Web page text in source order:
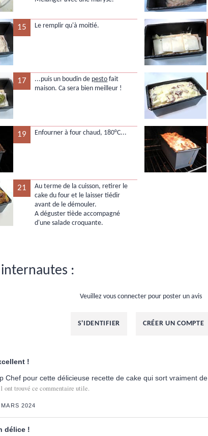
15 Le remplir qu'à moitié.
17 ...puis un boudin de pesto fait
maison. Ca sera bien meilleur !
19 Enfourner à four chaud, 180°C...
21
Au terme de la cuisson, retirer le
cake du four et le laisser tiédir
avant de le démouler.
A déguster tiède accompagné
d'une salade croquante.
:
Veuillez vous connecter pour poster un avis
S'IDENTIFIER CRÉER UN COMPTE
!
Chef pour cette délicieuse recette de cake qui sort vraiment
1 ont trouvé ce commentaire utile.
MARS 2024
délice !